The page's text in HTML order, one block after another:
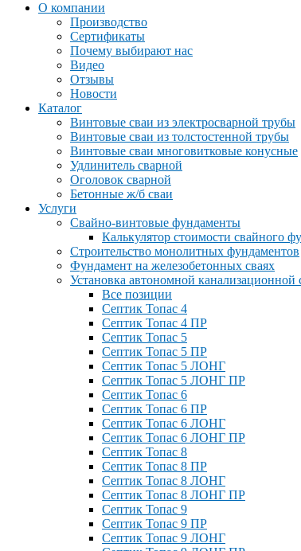
О компании
Производство
Сертификаты
Почему выбирают нас
Видео
Отзывы
Новости
Каталог
Винтовые сваи из электросварной трубы
Винтовые сваи из толстостенной трубы
Винтовые сваи многовитковые конусные
Удлинитель сварной
Оголовок сварной
Бетонные ж/б сваи
Услуги
Свайно-винтовые фундаменты
Калькулятор стоимости свайного
Строительство монолитных фундаментов
Фундамент на железобетонных сваях
Установка автономной канализационной
Все позиции
Септик Топас 4
Септик Топас 4 ПР
Септик Топас 5
Септик Топас 5 ПР
Септик Топас 5 ЛОНГ
Септик Топас 5 ЛОНГ ПР
Септик Топас 6
Септик Топас 6 ПР
Септик Топас 6 ЛОНГ
Септик Топас 6 ЛОНГ ПР
Септик Топас 8
Септик Топас 8 ПР
Септик Топас 8 ЛОНГ
Септик Топас 8 ЛОНГ ПР
Септик Топас 9
Септик Топас 9 ПР
Септик Топас 9 ЛОНГ